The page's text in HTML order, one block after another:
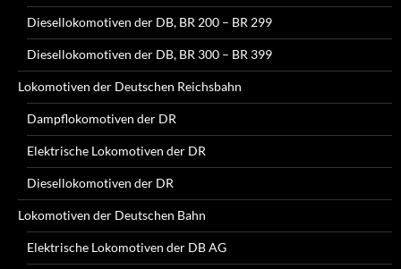
Diesellokomotiven der DB, BR 200 – BR 299
Diesellokomotiven der DB, BR 300 – BR 399
Lokomotiven der Deutschen Reichsbahn
Dampflokomotiven der DR
Elektrische Lokomotiven der DR
Diesellokomotiven der DR
Lokomotiven der Deutschen Bahn
Elektrische Lokomotiven der DB AG